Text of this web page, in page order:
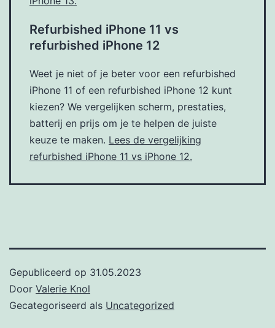
Refurbished iPhone 11 vs
refurbished iPhone 12
Weet je niet of je beter voor een refurbished
iPhone 11 of een refurbished iPhone 12 kunt
kiezen? We vergelijken scherm, prestaties,
batterij en prijs om je te helpen de juiste
keuze te maken. Lees de vergelijking
refurbished iPhone 11 vs iPhone 12.
Gepubliceerd op 31.05.2023
Door Valerie Knol
Gecategoriseerd als Uncategorized